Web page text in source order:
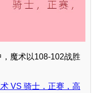
魔术以108-102战胜
VS 骑士，正赛，高